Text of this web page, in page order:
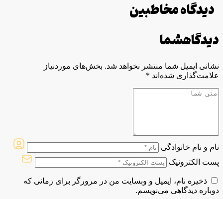
دیدگاه مخاطبین
دیدگاهشما
نشانی ایمیل شما منتشر نخواهد شد. بخش‌های موردنیاز
علامت‌گذاری شده‌اند *
نام و نام خانوادگی
پست الکترونیک
ذخیره نام، ایمیل و وبسایت من در مرورگر برای زمانی که
دوباره دیدگاهی می‌نویسم.